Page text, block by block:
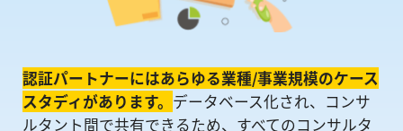
認証パートナーにはあらゆる業種/事業規模のケース
スタディがあります。 データベース化され、コンサ
ルタント間で共有できるため、すべてのコンサルタ